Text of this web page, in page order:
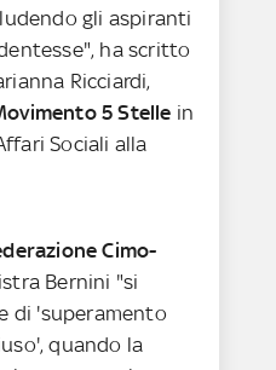
gli aspiranti
ha scritto
Ricciardi,
5 Stelle in
Sociali alla
Cimo-
Bernini "si
di 'superamento
quando la